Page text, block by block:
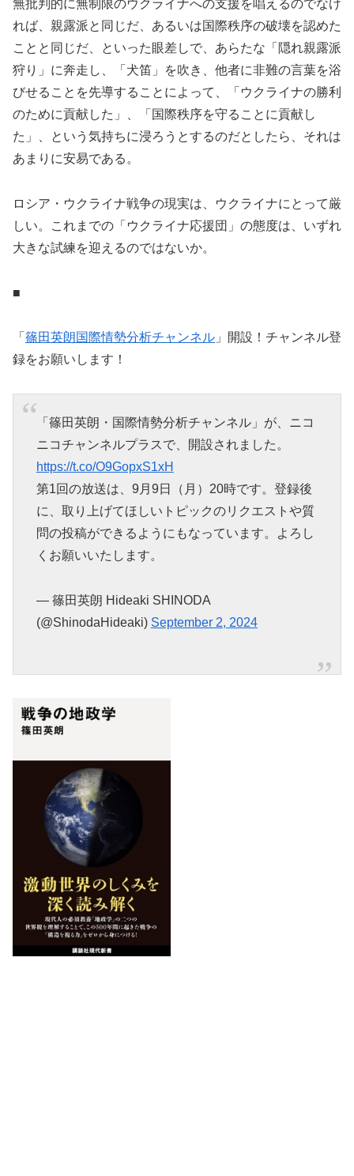
無批判的に無制限のウクライナへの支援を唱えるのでなけ
れば、親露派と同じだ、あるいは国際秩序の破壊を認めた
ことと同じだ、といった眼差しで、あらたな「隠れ親露派
狩り」に奔走し、「犬笛」を吹き、他者に非難の言葉を浴
びせることを先導することによって、「ウクライナの勝利
のために貢献した」、「国際秩序を守ることに貢献し
た」、という気持ちに浸ろうとするのだとしたら、それは
あまりに安易である。
ロシア・ウクライナ戦争の現実は、ウクライナにとって厳
しい。これまでの「ウクライナ応援団」の態度は、いずれ
大きな試練を迎えるのではないか。
■
「 篠田英朗国際情勢分析チャンネル 」開設！チャンネル登
録をお願いします！
「篠田英朗・国際情勢分析チャンネル」が、ニコ
ニコチャンネルプラスで、開設されました。
https://t.co/O9GopxS1xH
第1回の放送は、9月9日（月）20時です。登録後
に、取り上げてほしいトピックのリクエストや質
問の投稿ができるようにもなっています。よろし
くお願いいたします。
— 篠田英朗 Hideaki SHINODA
(@ShinodaHideaki) September 2, 2024